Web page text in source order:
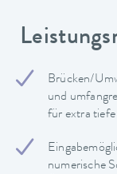
Brücken/
und
für extra tiefe
numerische